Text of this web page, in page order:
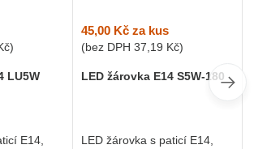
)
LU5W
E14,
45,00 Kč za kus
(bez DPH 37,19 Kč)
LED žárovka E14 S5W-180
LED žárovka s paticí E14,